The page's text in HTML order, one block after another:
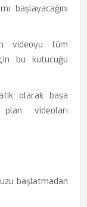
başlayacağını
videoyu tüm
bu kutucuğu
olarak başa
videoları
başlatmadan